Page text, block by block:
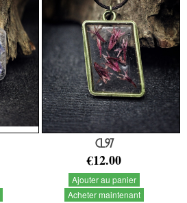
CL97
€12.00
Ajouter au panier
Acheter maintenant